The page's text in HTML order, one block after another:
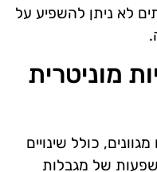
לא ניתן להשפיע על
מוניטרית
כולל שינויים
של מגבלות